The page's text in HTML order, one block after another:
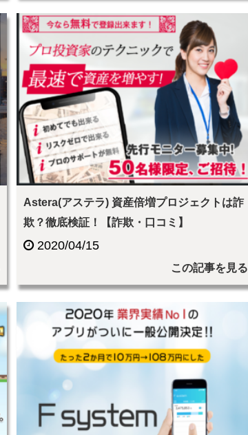
Astera(アステラ) 資産倍増プロジェクトは詐
欺？徹底検証！【詐欺・口コミ】
2020/04/15
この記事を見る